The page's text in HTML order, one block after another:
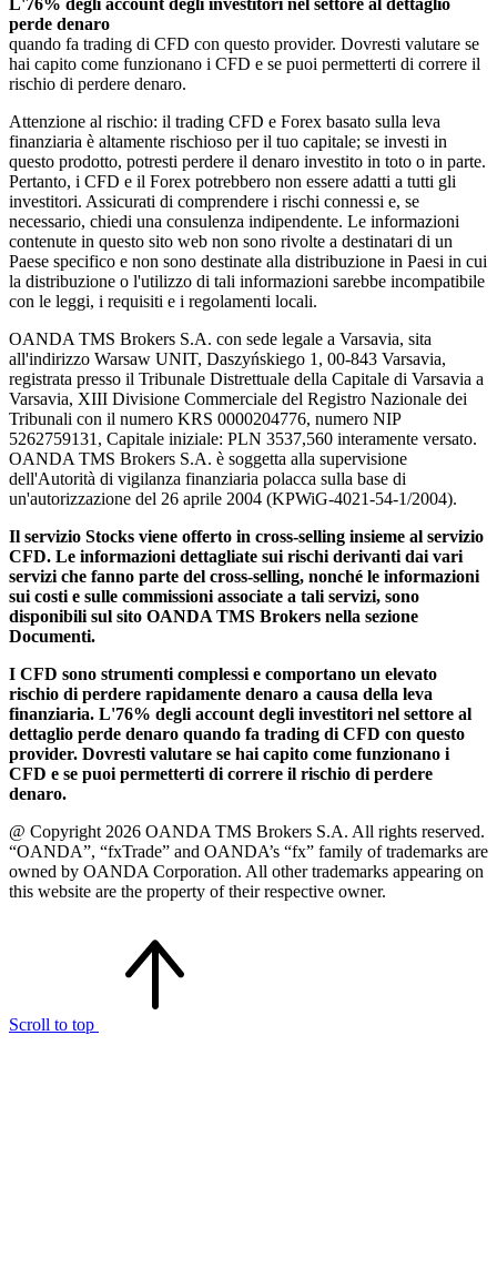
perde denaro
quando fa trading di CFD con questo provider. Dovresti valutare se
hai capito come funzionano i CFD e se puoi permetterti di correre il
rischio di perdere denaro.
Attenzione al rischio: il trading CFD e Forex basato sulla leva
finanziaria è altamente rischioso per il tuo capitale; se investi in
questo prodotto, potresti perdere il denaro investito in toto o in parte.
Pertanto, i CFD e il Forex potrebbero non essere adatti a tutti gli
investitori. Assicurati di comprendere i rischi connessi e, se
necessario, chiedi una consulenza indipendente. Le informazioni
contenute in questo sito web non sono rivolte a destinatari di un
Paese specifico e non sono destinate alla distribuzione in Paesi in cui
la distribuzione o l'utilizzo di tali informazioni sarebbe incompatibile
con le leggi, i requisiti e i regolamenti locali.
OANDA TMS Brokers S.A. con sede legale a Varsavia, sita
all'indirizzo Warsaw UNIT, Daszyńskiego 1, 00-843 Varsavia,
registrata presso il Tribunale Distrettuale della Capitale di Varsavia a
Varsavia, XIII Divisione Commerciale del Registro Nazionale dei
Tribunali con il numero KRS 0000204776, numero NIP
5262759131, Capitale iniziale: PLN 3537,560 interamente versato.
OANDA TMS Brokers S.A. è soggetta alla supervisione
dell'Autorità di vigilanza finanziaria polacca sulla base di
un'autorizzazione del 26 aprile 2004 (KPWiG-4021-54-1/2004).
Il servizio Stocks viene offerto in cross-selling insieme al servizio
CFD. Le informazioni dettagliate sui rischi derivanti dai vari
servizi che fanno parte del cross-selling, nonché le informazioni
sui costi e sulle commissioni associate a tali servizi, sono
disponibili sul sito OANDA TMS Brokers nella sezione
Documenti.
I CFD sono strumenti complessi e comportano un elevato
rischio di perdere rapidamente denaro a causa della leva
finanziaria. L'76% degli account degli investitori nel settore al
dettaglio perde denaro quando fa trading di CFD con questo
provider. Dovresti valutare se hai capito come funzionano i
CFD e se puoi permetterti di correre il rischio di perdere
denaro.
@ Copyright 2026 OANDA TMS Brokers S.A. All rights reserved.
“OANDA”, “fxTrade” and OANDA’s “fx” family of trademarks are
owned by OANDA Corporation. All other trademarks appearing on
this website are the property of their respective owner.
Scroll to top